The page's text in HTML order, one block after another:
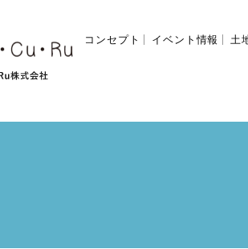
コンセプト イベント情報 土